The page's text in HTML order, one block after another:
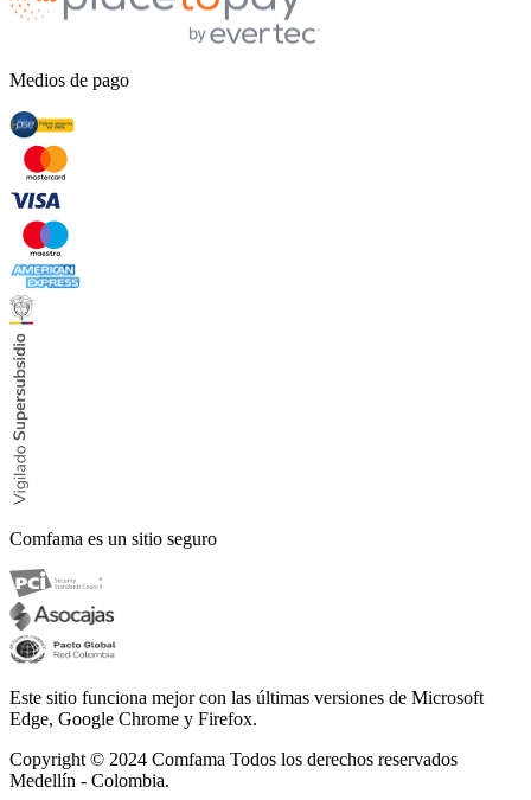
Medios de pago
Comfama es un sitio seguro
Este sitio funciona mejor con las últimas versiones de Microsoft
Edge, Google Chrome y Firefox.
Copyright © 2024 Comfama Todos los derechos reservados
Medellín - Colombia.